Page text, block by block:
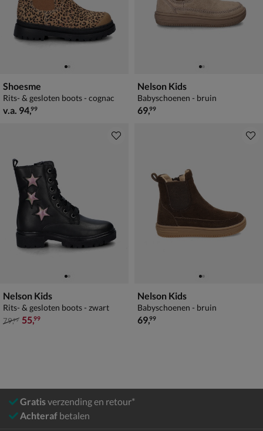
Shoesme
Rits- & gesloten boots - cognac
vanaf € 94,99
v.a. 94,99
Nelson Kids
Babyschoenen - bruin
€ 69,99
69,99
Nelson Kids
Rits- & gesloten boots - zwart
van € 79,99 voor € 55,99
79,99 55,99
Nelson Kids
Babyschoenen - bruin
€ 69,99
69,99
Gratisverzending en retour*
Achteraf betalen